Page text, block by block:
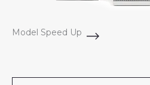
Model Speed Up